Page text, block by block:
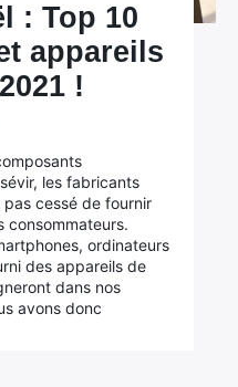
: Top 10
appareils
!
les fabricants
pas cessé de fournir
consommateurs.
ordinateurs
des appareils de
dans nos
avons donc